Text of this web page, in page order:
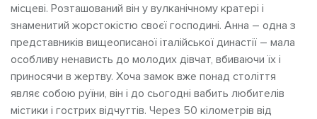
місцеві. Розташований він у вулканічному кратері і
знаменитий жорстокістю своєї господині. Анна – одна з
представників вищеописаної італійської династії – мала
особливу ненависть до молодих дівчат, вбиваючи їх і
приносячи в жертву. Хоча замок вже понад століття
являє собою руїни, він і до сьогодні вабить любителів
містики і гострих відчуттів. Через 50 кілометрів від